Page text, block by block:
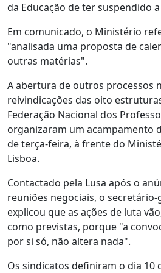
da Educação de ter suspendido
Em comunicado, o Ministério
"analisada uma proposta de
outras matérias".
A abertura de outros processos
reivindicações das oito
Federação Nacional dos
organizaram um acampamento
de terça-feira, à frente do
Lisboa.
Contactado pela Lusa após o
reuniões negociais, o
explicou que as ações de luta
como previstas, porque "a
por si só, não altera nada".
Os sindicatos definiram o dia 10